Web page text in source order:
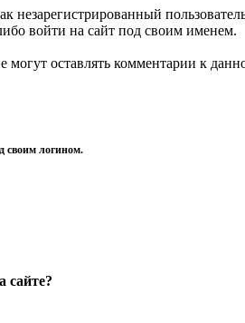
незарегистрированный
войти на сайт под своим именем.
могут оставлять комментарии к
своим логином.
сайте?